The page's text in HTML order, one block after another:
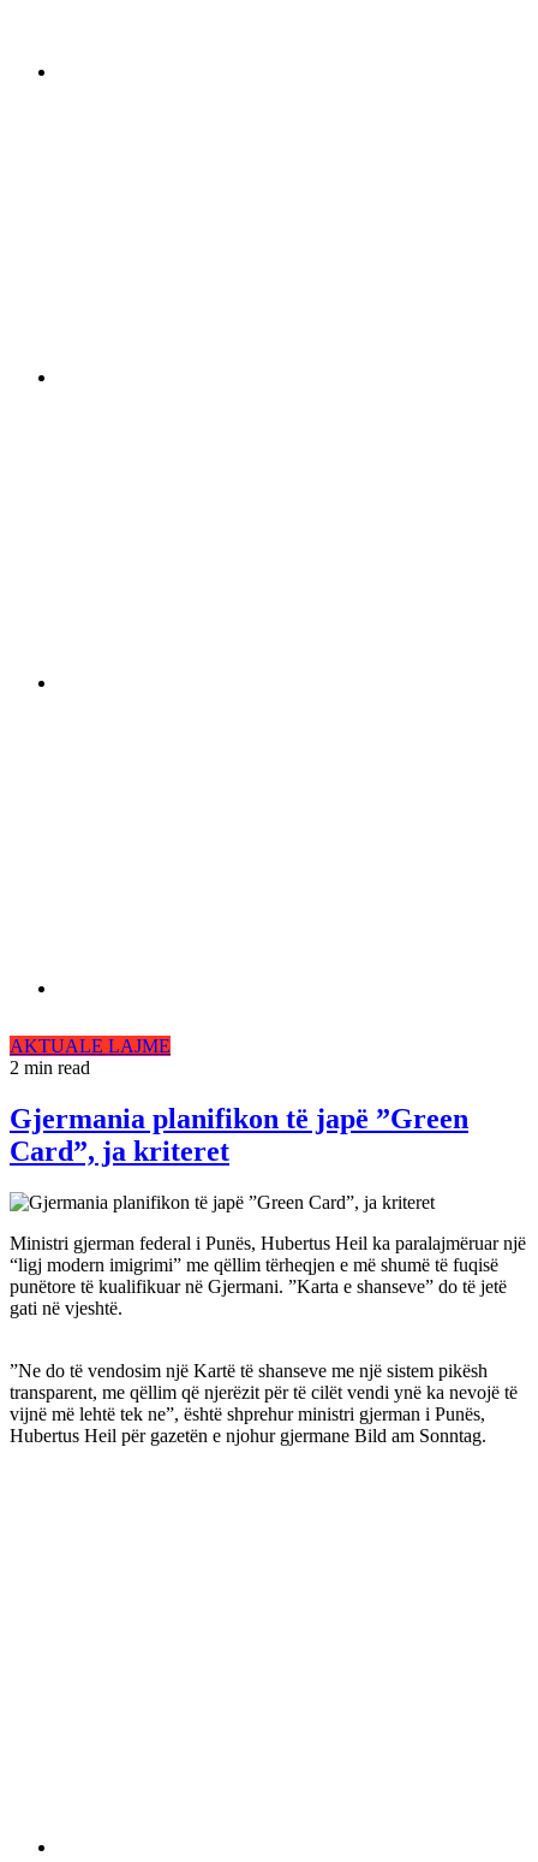
AKTUALE LAJME
2 min read
Gjermania planifikon të japë ”Green
Card”, ja kriteret
Ministri gjerman federal i Punës, Hubertus Heil ka paralajmëruar një
“ligj modern imigrimi” me qëllim tërheqjen e më shumë të fuqisë
punëtore të kualifikuar në Gjermani. ”Karta e shanseve” do të jetë
gati në vjeshtë.
”Ne do të vendosim një Kartë të shanseve me një sistem pikësh
transparent, me qëllim që njerëzit për të cilët vendi ynë ka nevojë të
vijnë më lehtë tek ne”, është shprehur ministri gjerman i Punës,
Hubertus Heil për gazetën e njohur gjermane Bild am Sonntag.